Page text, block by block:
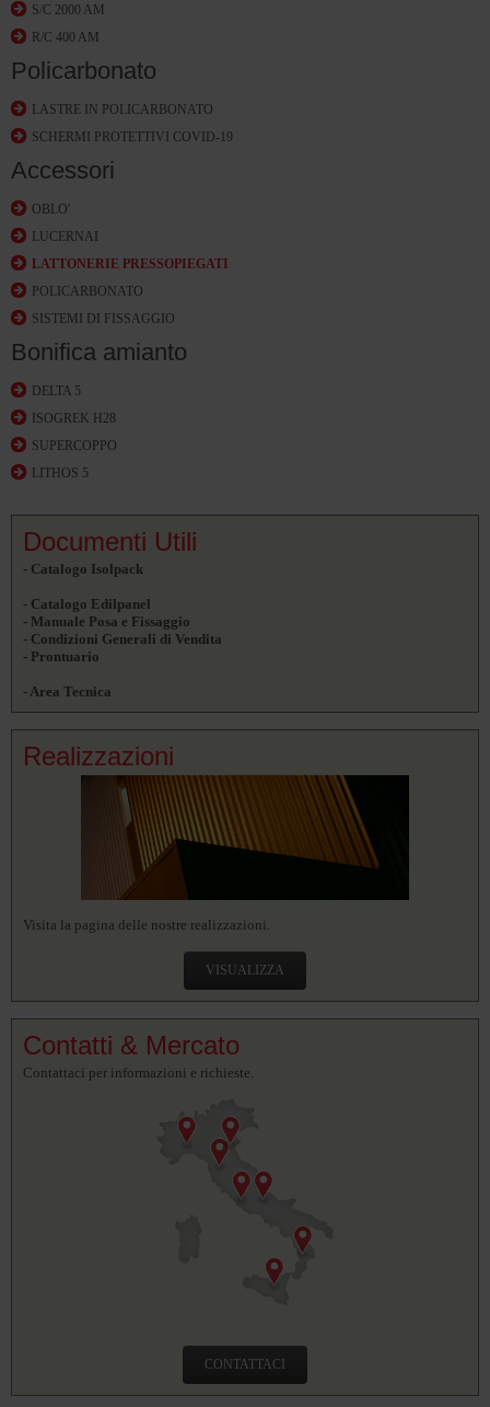
S/C 2000 AM
R/C 400 AM
Policarbonato
LASTRE IN POLICARBONATO
SCHERMI PROTETTIVI COVID-19
Accessori
OBLO'
LUCERNAI
LATTONERIE PRESSOPIEGATI
POLICARBONATO
SISTEMI DI FISSAGGIO
Bonifica amianto
DELTA 5
ISOGREK H28
SUPERCOPPO
LITHOS 5
Documenti Utili
- Catalogo Isolpack
- Catalogo Edilpanel
- Manuale Posa e Fissaggio
- Condizioni Generali di Vendita
- Prontuario
- Area Tecnica
Realizzazioni
Visita la pagina delle nostre realizzazioni.
VISUALIZZA
Contatti & Mercato
Contattaci per informazioni e richieste.
CONTATTACI